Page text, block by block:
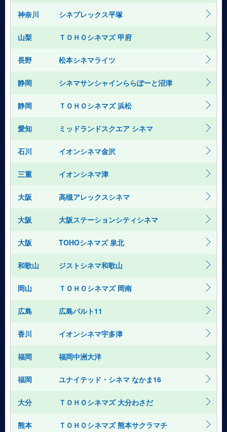
神奈川 シネプレックス平塚
山梨 ＴＯＨＯシネマズ 甲府
長野 松本シネマライツ
静岡 シネマサンシャインららぽーと沼津
静岡 ＴＯＨＯシネマズ 浜松
愛知 ミッドランドスクエア シネマ
石川 イオンシネマ金沢
三重 イオンシネマ津
大阪 高槻アレックスシネマ
大阪 大阪ステーションシティシネマ
大阪 TOHOシネマズ 泉北
和歌山 ジストシネマ和歌山
岡山 ＴＯＨＯシネマズ 岡南
広島 広島バルト11
香川 イオンシネマ宇多津
福岡 福岡中洲大洋
福岡 ユナイテッド・シネマ なかま16
大分 ＴＯＨＯシネマズ 大分わさだ
熊本 ＴＯＨＯシネマズ 熊本サクラマチ